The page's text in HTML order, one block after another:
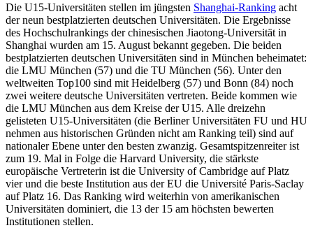
Die U15-Universitäten stellen im jüngsten Shanghai-Ranking acht
der neun bestplatzierten deutschen Universitäten. Die Ergebnisse
des Hochschulrankings der chinesischen Jiaotong-Universität in
Shanghai wurden am 15. August bekannt gegeben. Die beiden
bestplatzierten deutschen Universitäten sind in München beheimatet:
die LMU München (57) und die TU München (56). Unter den
weltweiten Top100 sind mit Heidelberg (57) und Bonn (84) noch
zwei weitere deutsche Universitäten vertreten. Beide kommen wie
die LMU München aus dem Kreise der U15. Alle dreizehn
gelisteten U15-Universitäten (die Berliner Universitäten FU und HU
nehmen aus historischen Gründen nicht am Ranking teil) sind auf
nationaler Ebene unter den besten zwanzig. Gesamtspitzenreiter ist
zum 19. Mal in Folge die Harvard University, die stärkste
europäische Vertreterin ist die University of Cambridge auf Platz
vier und die beste Institution aus der EU die Université Paris-Saclay
auf Platz 16. Das Ranking wird weiterhin von amerikanischen
Universitäten dominiert, die 13 der 15 am höchsten bewerten
Institutionen stellen.